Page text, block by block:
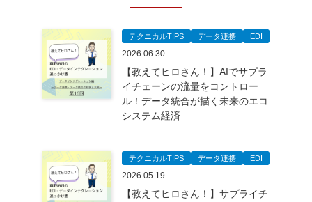
テクニカルTIPS データ連携 EDI
2026.06.30
【教えてヒロさん！】AIでサプラ
イチェーンの流量をコントロー
ル！データ統合が描く未来のエコ
システム経済
テクニカルTIPS データ連携 EDI
2026.05.19
【教えてヒロさん！】サプライチ